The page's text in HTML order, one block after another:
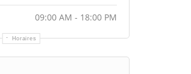
Horaires
09:00 AM - 18:00 PM